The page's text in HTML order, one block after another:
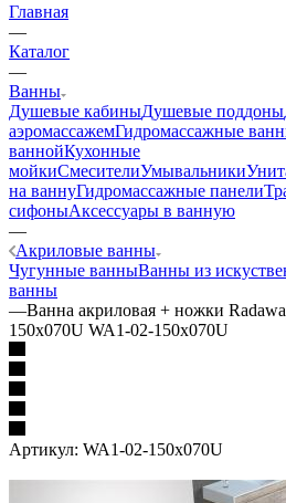
Главная
—
Каталог
—
Ванны
Душевые кабиныДушевые поддоны
аэромассажемГидромассажные
ваннойКухонные
мойкиСмесителиУмывальники
на ваннуГидромассажные панели
сифоныАксессуары в ванную
—
Акриловые ванны
Чугунные ванныВанны из
ванны
—Ванна акриловая + ножки
150x070U WA1-02-150x070U
Артикул: WA1-02-150x070U